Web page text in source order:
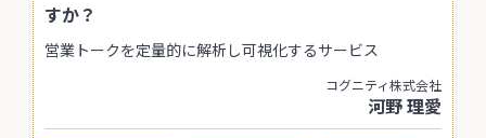
すか？
営業トークを定量的に解析し可視化するサービス
コグニティ株式会社
河野 理愛